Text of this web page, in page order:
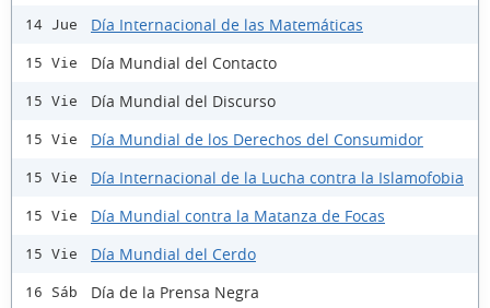
14 Jue Día Internacional de las Matemáticas
15 Vie Día Mundial del Contacto
15 Vie Día Mundial del Discurso
15 Vie Día Mundial de los Derechos del Consumidor
15 Vie Día Internacional de la Lucha contra la Islamofobia
15 Vie Día Mundial contra la Matanza de Focas
15 Vie Día Mundial del Cerdo
16 Sáb Día de la Prensa Negra